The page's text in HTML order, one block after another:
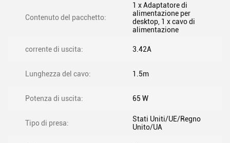
Contenuto del pacchetto:
1 x Adaptatore di
alimentazione per
desktop, 1 x cavo di
alimentazione
corrente di uscita: 3.42A
Lunghezza del cavo: 1.5m
Potenza di uscita: 65 W
Tipo di presa:
Stati Uniti/UE/Regno
Unito/UA